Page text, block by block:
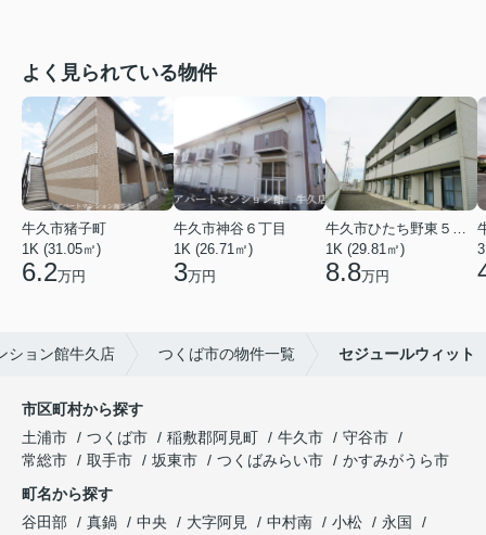
よく見られている物件
牛久市猪子町
1K (31.05㎡)
6.2万円
牛久市神谷６丁目
1K (26.71㎡)
3万円
牛久市ひたち野東５丁目
1K (29.81㎡)
8.8万円
ション館牛久店 つくば市の物件一覧 セジュールウィット
市区町村から探す
土浦市
つくば市 稲敷郡阿見町 牛久市
守谷市
常総市
取手市 坂東市 つくばみらい市
かすみがうら市
町名から探す
谷田部
真鍋 中央 大字阿見 中村南 小松
永国